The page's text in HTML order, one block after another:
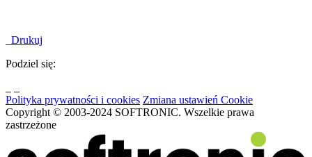
Drukuj
Podziel się:
Polityka prywatności i cookies Zmiana ustawień Cookie
Copyright © 2003-2024 SOFTRONIC. Wszelkie prawa
zastrzeżone